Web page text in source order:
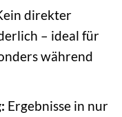
direkter
– ideal für
während
Ergebnisse in nur